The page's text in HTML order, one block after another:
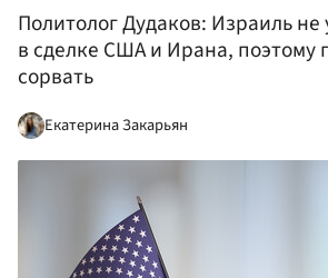
Политолог Дудаков: Израиль не
в сделке США и Ирана, поэтому
сорвать
Екатерина Закарьян